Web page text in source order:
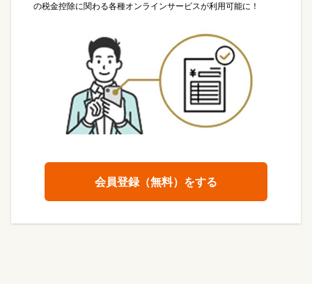
の税金控除に関わる各種オンラインサービスが利用可能に！
会員登録（無料）をする